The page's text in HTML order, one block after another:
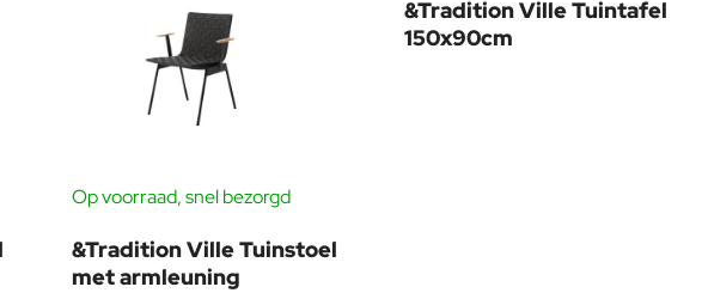
Op voorraad, snel bezorgd
&Tradition Ville Tuinstoel
met armleuning
&Tradition Ville Tuintafel
150x90cm